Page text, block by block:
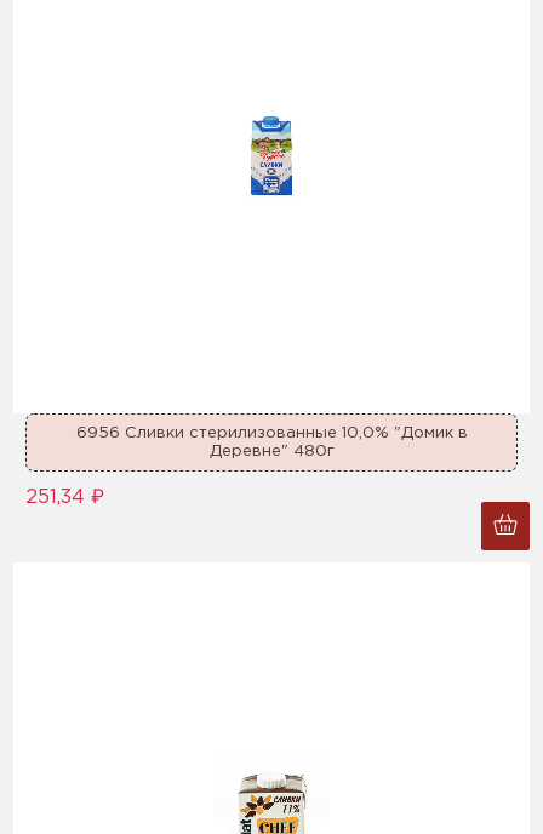
6956 Сливки стерилизованные 10,0% "Домик в
Деревне" 480г
251,34 ₽